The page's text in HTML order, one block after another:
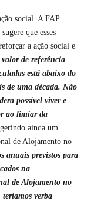
social. A FAP
que esses
a ação social e
de referência
está abaixo do
de uma década. Não
possivel viver e
ao limiar da
ainda um
de Alojamento no
anuais previstos para
na
de Alojamento no
verba